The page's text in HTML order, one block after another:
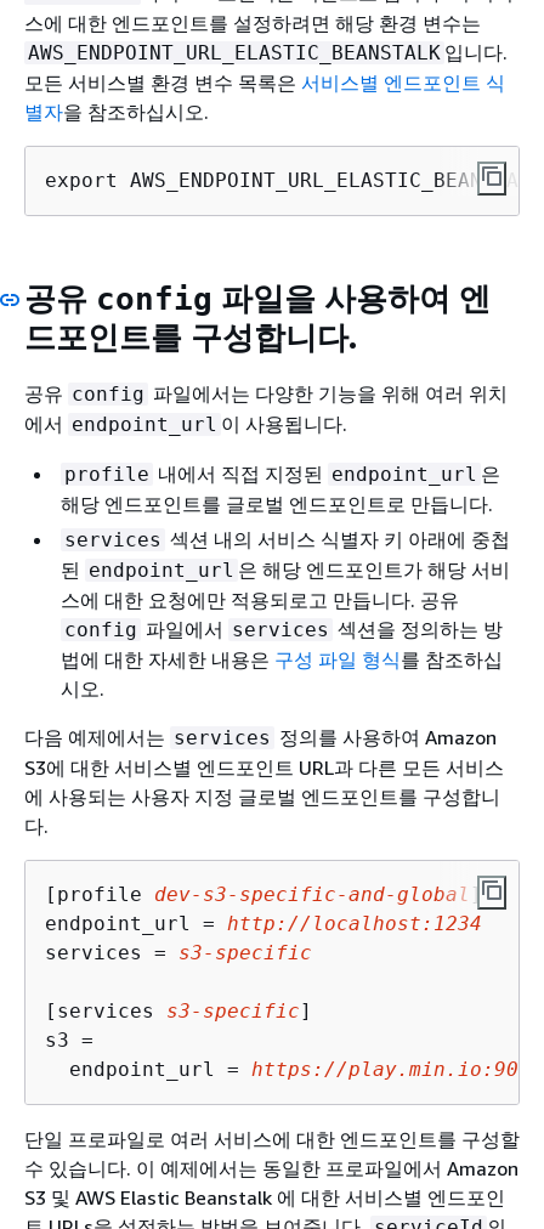
스에 대한 엔드포인트를 설정하려면 해당 환경 변수는
AWS_ENDPOINT_URL_ELASTIC_BEANSTALK 입니다.
모든 서비스별 환경 변수 목록은 서비스별 엔드포인트 식
별자을 참조하십시오.
export
공유 config 파일을 사용하여 엔
드포인트를 구성합니다.
공유 config 파일에서는 다양한 기능을 위해 여러 위치
에서 endpoint_url 이 사용됩니다.
profile 내에서 직접 지정된 endpoint_url 은
해당 엔드포인트를 글로벌 엔드포인트로 만듭니다.
services 섹션 내의 서비스 식별자 키 아래에 중첩
된 endpoint_url 은 해당 엔드포인트가 해당 서비
스에 대한 요청에만 적용되로고 만듭니다. 공유
config 파일에서 services 섹션을 정의하는 방
법에 대한 자세한 내용은 구성 파일 형식를 참조하십
시오.
다음 예제에서는 services 정의를 사용하여 Amazon
S3에 대한 서비스별 엔드포인트 URL과 다른 모든 서비스
에 사용되는 사용자 지정 글로벌 엔드포인트를 구성합니
다.
[profile dev-s3-specific-and-global ]
endpoint_url = http://localhost:1234
services = s3-specific
[services s3-specific]
s3 =
  endpoint_url =
https://play.min.io:9000
단일 프로파일로 여러 서비스에 대한 엔드포인트를 구성할
수 있습니다. 이 예제에서는 동일한 프로파일에서 Amazon
S3 및 AWS Elastic Beanstalk 에 대한 서비스별 엔드포인